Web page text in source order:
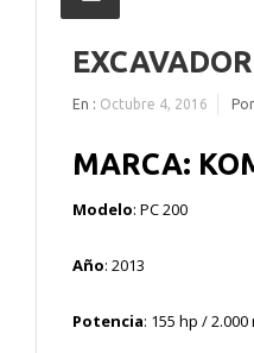
En : Octubre 4, 2016
MARCA:
Modelo: PC 200
Año: 2013
Potencia: 155 hp / 2.000